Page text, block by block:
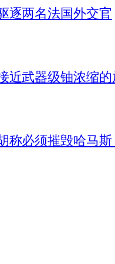
逐两名法国外交官
近武器级铀浓缩的
称必须摧毁哈马